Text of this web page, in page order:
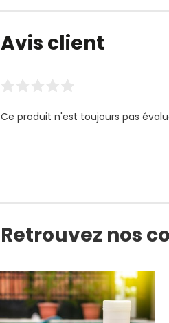
Avis client
Ce produit n'est toujours pas
Retrouvez nos